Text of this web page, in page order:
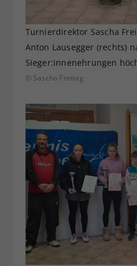
Turnierdirektor Sascha
Anton Lausegger (rechts)
Sieger:innenehrungen
© Sascha Freitag